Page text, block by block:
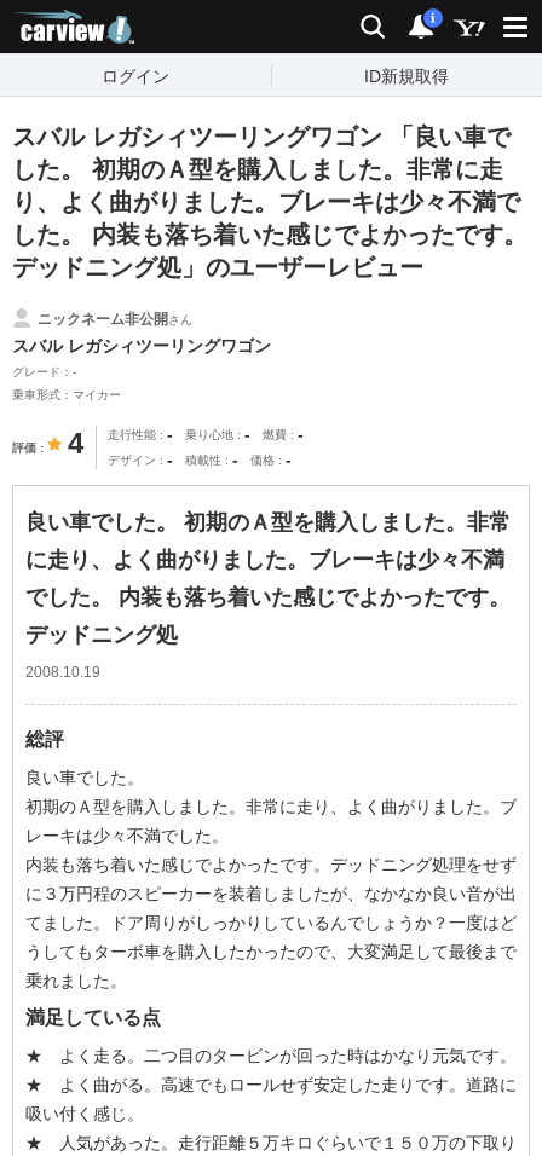
検索 通知
i
ログイン ID新規取得
スバル レガシィツーリングワゴン 「良い車で
した。 初期のＡ型を購入しました。非常に走
り、よく曲がりました。ブレーキは少々不満で
した。 内装も落ち着いた感じでよかったです。
デッドニング処」のユーザーレビュー
ニックネーム非公開さん
スバル レガシィツーリングワゴン
グレード：-
乗車形式：マイカー
評価 4 走行性能 - 乗り心地 - 燃費 -
デザイン - 積載性 - 価格 -
良い車でした。 初期のＡ型を購入しました。非常
に走り、よく曲がりました。ブレーキは少々不満
でした。 内装も落ち着いた感じでよかったです。
デッドニング処
2008.10.19
総評
良い車でした。
初期のＡ型を購入しました。非常に走り、よく曲がりました。ブ
レーキは少々不満でした。
内装も落ち着いた感じでよかったです。デッドニング処理をせず
に３万円程のスピーカーを装着しましたが、なかなか良い音が出
てました。ドア周りがしっかりしているんでしょうか？一度はど
うしてもターボ車を購入したかったので、大変満足して最後まで
乗れました。
満足している点
★ よく走る。二つ目のタービンが回った時はかなり元気です。
★ よく曲がる。高速でもロールせず安定した走りです。道路に
吸い付く感じ。
★ 人気があった。走行距離５万キロぐらいで１５０万の下取り